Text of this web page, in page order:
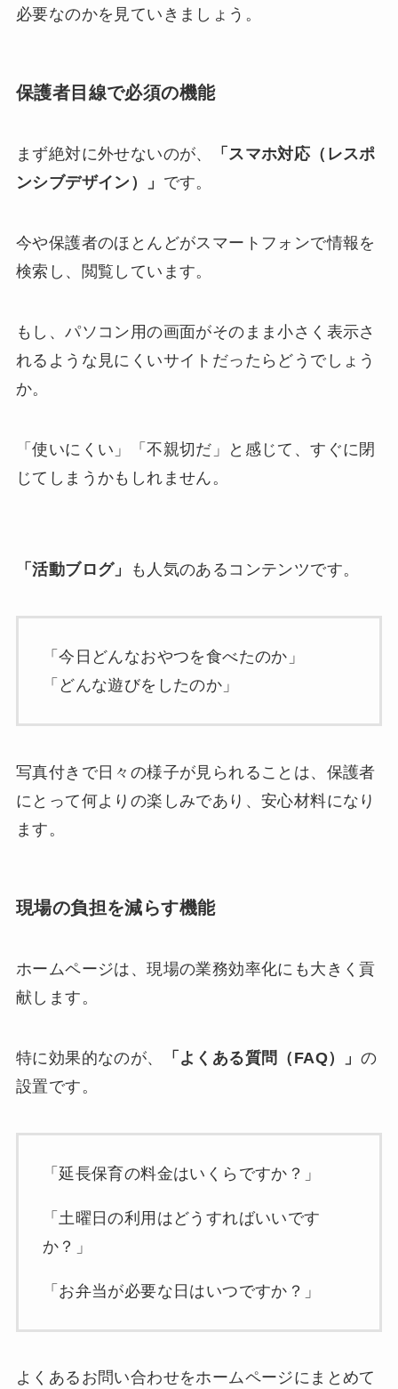
必要なのかを見ていきましょう。
保護者目線で必須の機能
まず絶対に外せないのが、
「スマホ対応（レスポ
ンシブデザイン）」 です。
今や保護者のほとんどがスマートフォンで情報を
検索し、閲覧しています。
もし、パソコン用の画面がそのまま小さく表示さ
れるような見にくいサイトだったらどうでしょう
か。
「使いにくい」「不親切だ」と感じて、すぐに閉
じてしまうかもしれません。
「活動ブログ」 も人気のあるコンテンツです。
「今日どんなおやつを食べたのか」
「どんな遊びをしたのか」
写真付きで日々の様子が見られることは、保護者
にとって何よりの楽しみであり、安心材料になり
ます。
現場の負担を減らす機能
ホームページは、現場の業務効率化にも大きく貢
献します。
特に効果的なのが、 「よくある質問（FAQ）」 の
設置です。
「延長保育の料金はいくらですか？」
「土曜日の利用はどうすればいいです
か？」
「お弁当が必要な日はいつですか？」
よくあるお問い合わせをホームページにまとめて